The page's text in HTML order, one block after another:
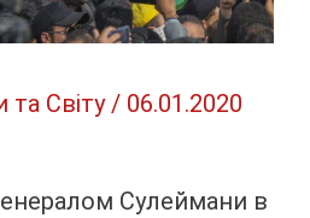
та Світу/ 06.01.2020
Сулеймани в